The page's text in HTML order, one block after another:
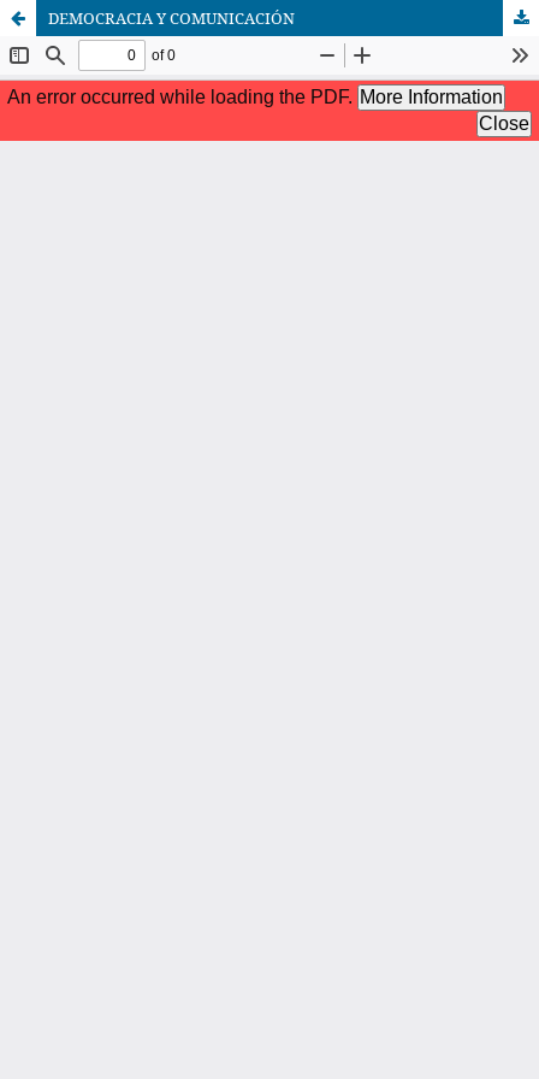
DEMOCRACIA Y COMUNICACIÓN